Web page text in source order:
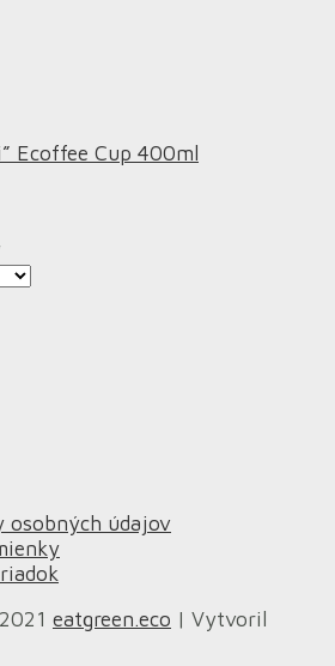
Ecoffee Cup 400ml
osobných údajov
eatgreen.eco | Vytvoril